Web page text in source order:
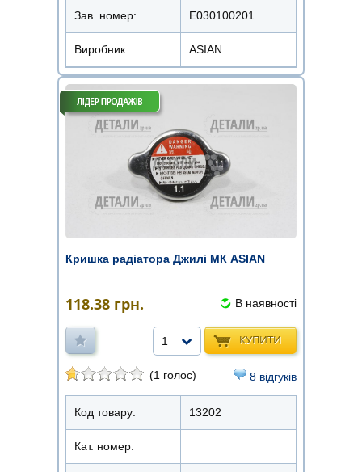
Зав. номер: E030100201
Виробник ASIAN
Кришка радіатора Джилі МК ASIAN
118.38 грн. В наявності
КУПИТИ
1
(1 голос) 8 відгуків
Код товару: 13202
Кат. номер: